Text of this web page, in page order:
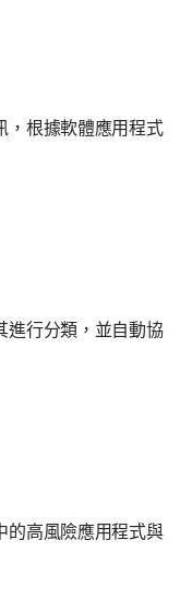
，根據軟體應用程式
進行分類，並自動協
的高風險應用程式與